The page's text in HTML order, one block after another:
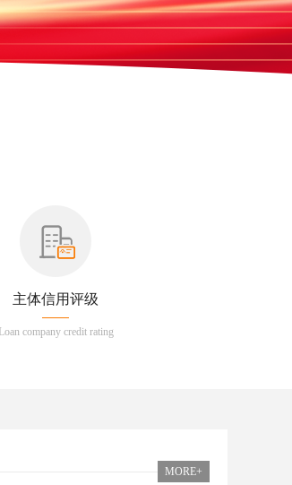
主体信用评级
Loan company credit rating
MORE+